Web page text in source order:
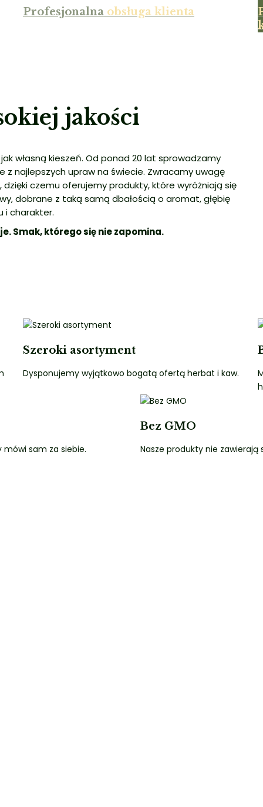
Profesjonalna obsługa klienta
jakości
własną kieszeń. Od ponad 20 lat sprowadzamy
najlepszych upraw na świecie. Zwracamy uwagę
czemu oferujemy produkty, które wyróżniają się
dobrane z taką samą dbałością o aromat, głębię
i charakter.
Smak, którego się nie zapomina.
Szeroki asortyment
Dysponujemy wyjątkowo bogatą ofertą herbat i kaw.
mówi sam za siebie.
Bez GMO
Nasze produkty nie